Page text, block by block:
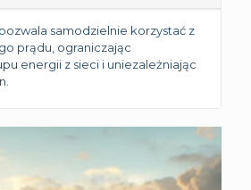
samodzielnie korzystać z
prądu, ograniczając
energii z sieci i uniezależniając